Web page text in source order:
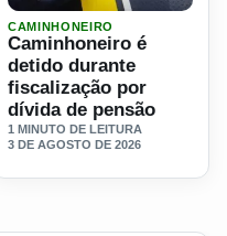
tanque de carreta e
Ler materia: Caminhoneiro
CAMINHONEIRO
Caminhoneiro é
detido durante
fiscalização por
dívida de pensão
1 MINUTO DE LEITURA
3 DE AGOSTO DE 2026